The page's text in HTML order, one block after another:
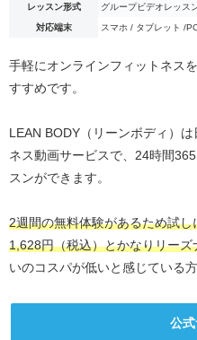
レッスン形式 グループビデオレッス
対応端末 スマホ / タブレット /
手軽にオンラインフィットネス
すすめです。
LEAN BODY（リーンボディ）
ネス動画サービスで、24時間
スンができます。
2週間の無料体験があるため試
1,628円（税込）とかなりリーズ
いのコスパが低いと感じている
公